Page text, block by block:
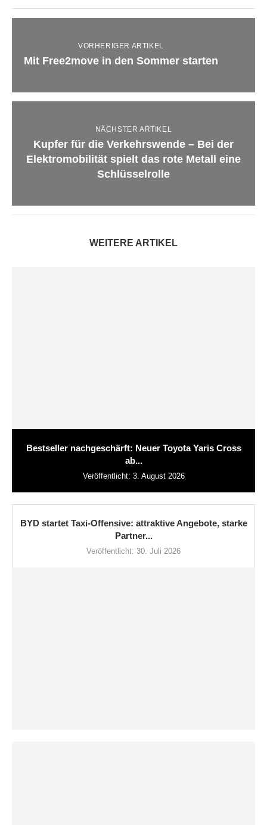
VORHERIGER ARTIKEL
Mit Free2move in den Sommer starten
NÄCHSTER ARTIKEL
Kupfer für die Verkehrswende – Bei der
Elektromobilität spielt das rote Metall eine
Schlüsselrolle
WEITERE ARTIKEL
Bestseller nachgeschärft: Neuer Toyota Yaris Cross
ab...
Veröffentlicht: 3. August 2026
BYD startet Taxi-Offensive: attraktive Angebote, starke
Partner...
Veröffentlicht: 30. Juli 2026